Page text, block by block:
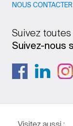
NOUS CONTACTER
Suivez
Suivez-nous
Visitez aussi :